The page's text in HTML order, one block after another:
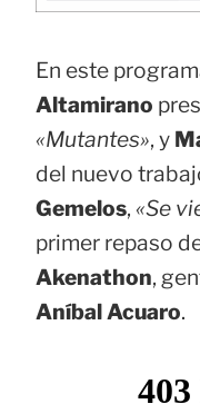
En este
Altamirano
«Mutantes», y
del nuevo
Gemelos, «Se
primer repaso
Akenathon,
Aníbal Acuaro.